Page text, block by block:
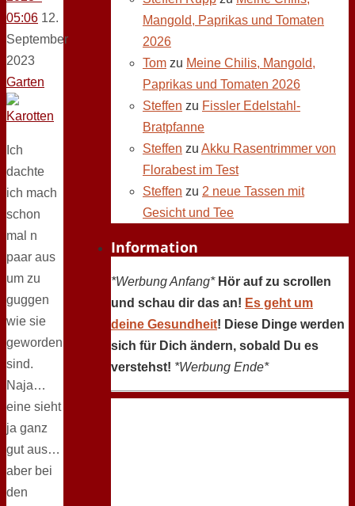
05:06 12.
September
2023
Garten
Ich
dachte
ich mach
schon
mal n
paar aus
um zu
guggen
wie sie
geworden
sind.
Naja…
eine sieht
ja ganz
gut aus…
aber bei
den
Mangold, Paprikas und Tomaten
2026
Tom zu Meine Chilis, Mangold,
Paprikas und Tomaten 2026
Steffen zu Fissler Edelstahl-
Bratpfanne
Steffen zu Akku Rasentrimmer von
Florabest im Test
Steffen zu 2 neue Tassen mit
Gesicht und Tee
Information
*Werbung Anfang* Hör auf zu scrollen
und schau dir das an! Es geht um
deine Gesundheit! Diese Dinge werden
sich für Dich ändern, sobald Du es
verstehst! *Werbung Ende*